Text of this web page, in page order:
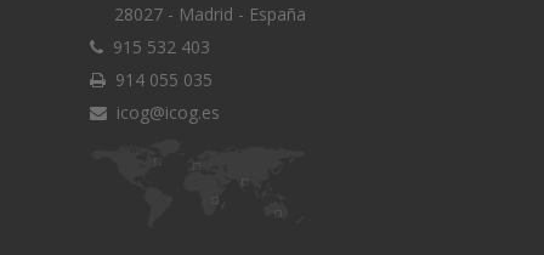
28027 - Madrid - España
915 532 403
914 055 035
icog@icog.es